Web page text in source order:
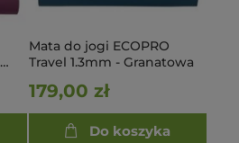
Mata do jogi ECOPRO
Travel 1.3mm - Granatowa
179,00 zł
Do koszyka